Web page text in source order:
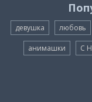
девушка любовь
анимашки С